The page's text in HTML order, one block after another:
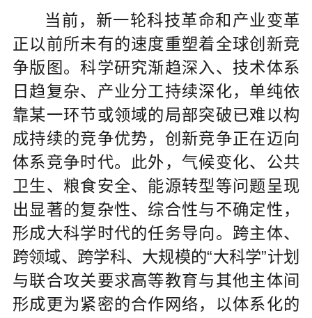
当前，新一轮科技革命和产业变革
正以前所未有的速度重塑着全球创新竞
争版图。科学研究渐趋深入、技术体系
日趋复杂、产业分工持续深化，单纯依
靠某一环节或领域的局部突破已难以构
成持续的竞争优势，创新竞争正在迈向
体系竞争时代。此外，气候变化、公共
卫生、粮食安全、能源转型等问题呈现
出显著的复杂性、综合性与不确定性，
形成大科学时代的任务导向。跨主体、
跨领域、跨学科、大规模的“大科学”计划
与联合攻关要求高等教育与其他主体间
形成更为紧密的合作网络，以体系化的